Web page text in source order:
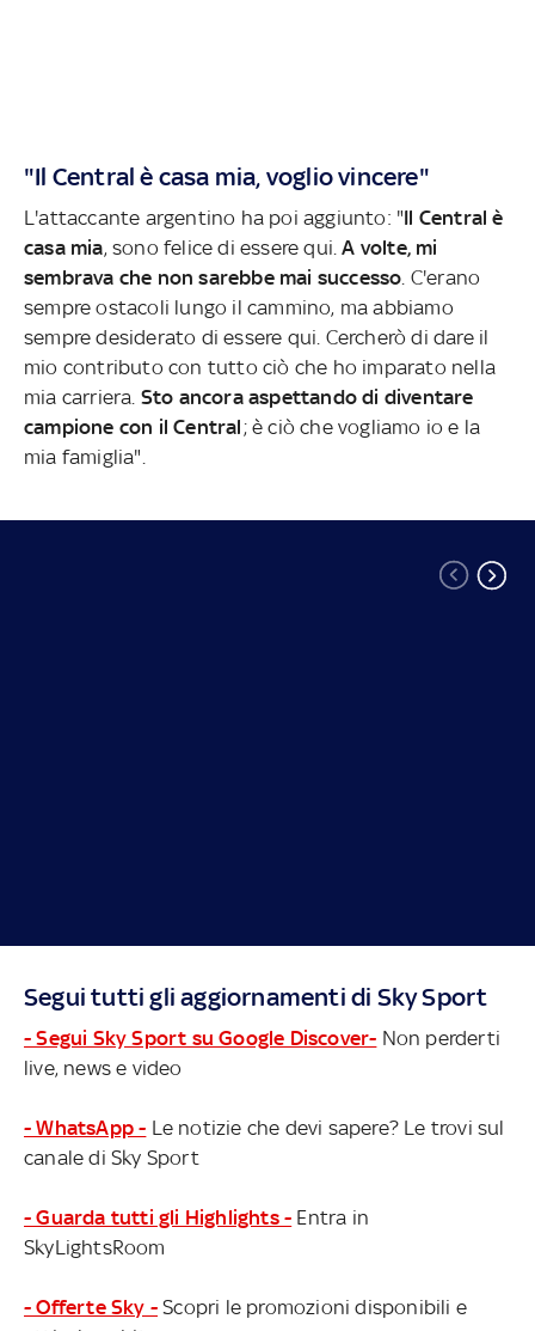
"Il Central è casa mia, voglio vincere"
L'attaccante argentino ha poi aggiunto: "Il Central è
casa mia, sono felice di essere qui.A volte, mi
sembrava che non sarebbe mai successo . C'erano
sempre ostacoli lungo il cammino, ma abbiamo
sempre desiderato di essere qui. Cercherò di dare il
mio contributo con tutto ciò che ho imparato nella
mia carriera. Sto ancora aspettando di diventare
campione con il Central ; è ciò che vogliamo io e la
mia famiglia".
Segui tutti gli aggiornamenti di Sky Sport
- Segui Sky Sport su Google Discover- Non perderti
live, news e video
- WhatsApp - Le notizie che devi sapere? Le trovi sul
canale di Sky Sport
- Guarda tutti gli Highlights - Entra in
SkyLightsRoom
- Offerte Sky - Scopri le promozioni disponibili e